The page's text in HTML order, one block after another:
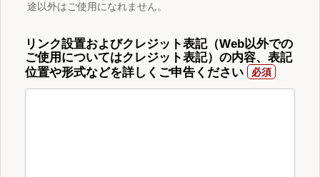
途以外はご使用になれません。
リンク設置およびクレジット表記（Web以外での
ご使用についてはクレジット表記）の内容、表記
位置や形式などを詳しくご申告ください